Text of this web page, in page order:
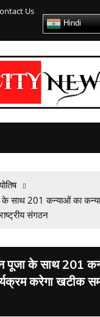
Us
Hindi
के साथ 201 कन्याओं का
संगठन
पूजा के साथ 201
करेगा खटीक